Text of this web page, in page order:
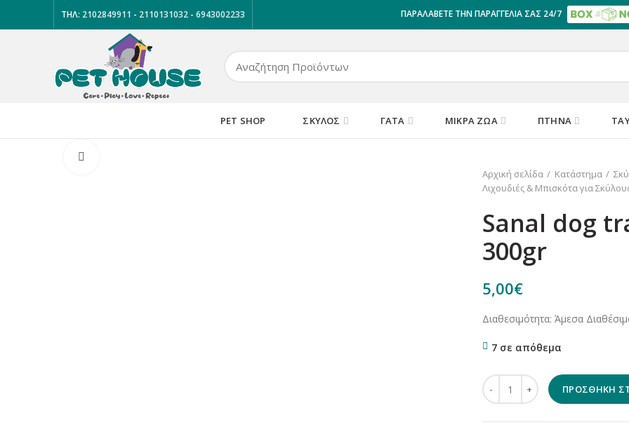
ΤΗΛ: 2102849911 - 2110131032 - 6943002233 ΠΑΡΑΛΑΒΕΤΕ ΤΗΝ ΠΑΡΑΓΓΕΛΙΑ ΣΑΣ 24/7
PET SHOP ΣΚΎΛΟΣ ΓΆΤΑ ΜΙΚΡΆ ΖΏΑ ΠΤΗΝΆ
Αρχική σελίδα
Κατάστημα
Λιχουδιές & Μπισκότα για
Sanal dog
300gr
5,00€
Διαθεσιμότητα: Άμεσα
7 σε απόθεμα
Sanal dog trainer Fantasy mix
ΠΡΟΣΘΉΚΗ